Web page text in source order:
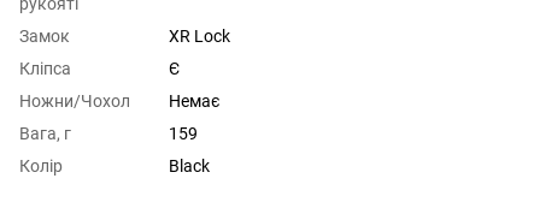
Замок
XR Lock
Кліпса
Є
Ножни/Чохол
Немає
Вага, г
159
Колір
Black